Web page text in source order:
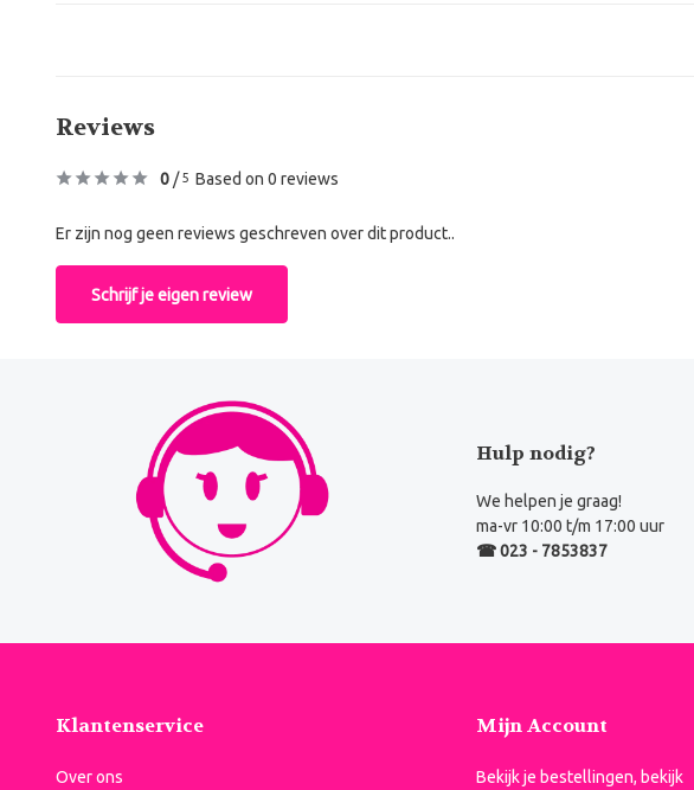
Reviews
0 /5 Based on 0 reviews
Er zijn nog geen reviews geschreven over dit product..
Schrijf je eigen review
Hulp nodig?
We helpen je graag!
ma-vr 10:00 t/m 17:00 uur
☎ 023 - 7853837
Klantenservice
Over ons
Mijn Account
Bekijk je bestellingen, bekijk